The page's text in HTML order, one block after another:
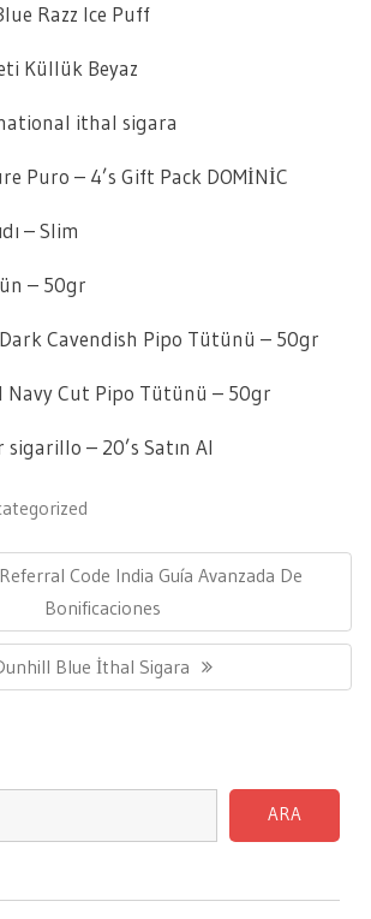
Razz Ice Puff
Küllük Beyaz
ithal sigara
Puro – 4’s Gift Pack DOMİNİC
– Slim
– 50gr
Cavendish Pipo Tütünü – 50gr
Navy Cut Pipo Tütünü – 50gr
sigarillo – 20’s Satın Al
Code India Guía Avanzada De
Bonificaciones
Blue İthal Sigara
ARA